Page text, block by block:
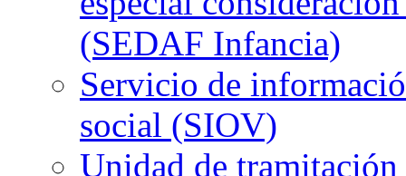
(SEDAF Infancia)
Servicio de
social (SIOV)
Unidad de tramitación